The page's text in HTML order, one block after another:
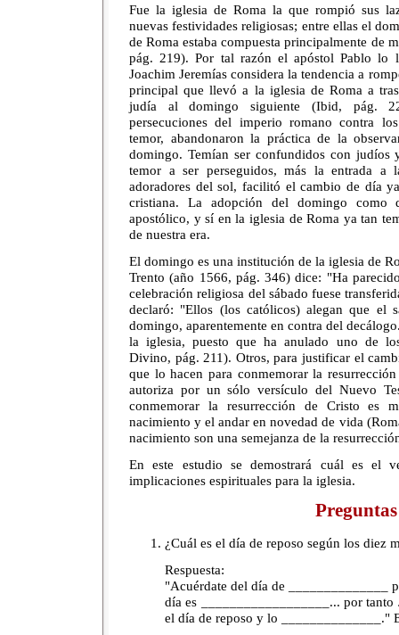
Fue la iglesia de Roma la que rompió sus
nuevas festividades religiosas; entre ellas el
de Roma estaba compuesta principalmente de
pág. 219). Por tal razón el apóstol Pablo lo
Joachim Jeremías considera la tendencia a
principal que llevó a la iglesia de Roma a
judía al domingo siguiente (Ibid, pág.
persecuciones del imperio romano contra
temor, abandonaron la práctica de la
domingo. Temían ser confundidos con judíos
temor a ser perseguidos, más la entrada a
adoradores del sol, facilitó el cambio de día
cristiana. La adopción del domingo
apostólico, y sí en la iglesia de Roma ya tan
de nuestra era.
El domingo es una institución de la iglesia de
Trento (año 1566, pág. 346) dice: "Ha
celebración religiosa del sábado fuese
declaró: "Ellos (los católicos) alegan que el
domingo, aparentemente en contra del
la iglesia, puesto que ha anulado uno de
Divino, pág. 211). Otros, para justificar el
que lo hacen para conmemorar la
autoriza por un sólo versículo del Nuevo
conmemorar la resurrección de Cristo es
nacimiento y el andar en novedad de vida
nacimiento son una semejanza de la
En este estudio se demostrará cuál es el
implicaciones espirituales para la iglesia.
Preguntas
¿Cuál es el día de reposo según los diez
Respuesta:
"Acuérdate del día de ______________
día es __________________... por
el día de reposo y lo ______________."